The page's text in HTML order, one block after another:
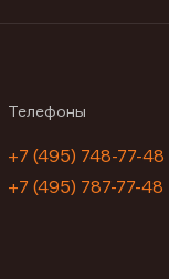
Телефоны
+7 (495) 748-77-48
+7 (495) 787-77-48